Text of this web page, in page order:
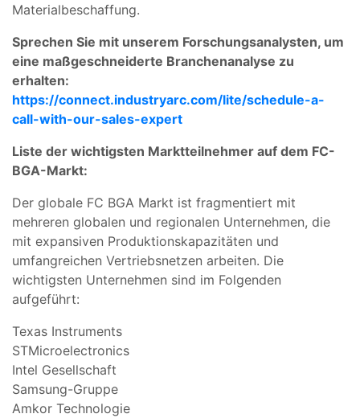
Materialbeschaffung.
Sprechen Sie mit unserem Forschungsanalysten, um
eine maßgeschneiderte Branchenanalyse zu
erhalten:
https://connect.industryarc.com/lite/schedule-a-
call-with-our-sales-expert
Liste der wichtigsten Marktteilnehmer auf dem FC-
BGA-Markt:
Der globale FC BGA Markt ist fragmentiert mit
mehreren globalen und regionalen Unternehmen, die
mit expansiven Produktionskapazitäten und
umfangreichen Vertriebsnetzen arbeiten. Die
wichtigsten Unternehmen sind im Folgenden
aufgeführt:
Texas Instruments
STMicroelectronics
Intel Gesellschaft
Samsung-Gruppe
Amkor Technologie